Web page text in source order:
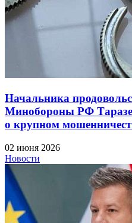
Начальника
Минобороны РФ
о крупном
02 июня 2026
Новости